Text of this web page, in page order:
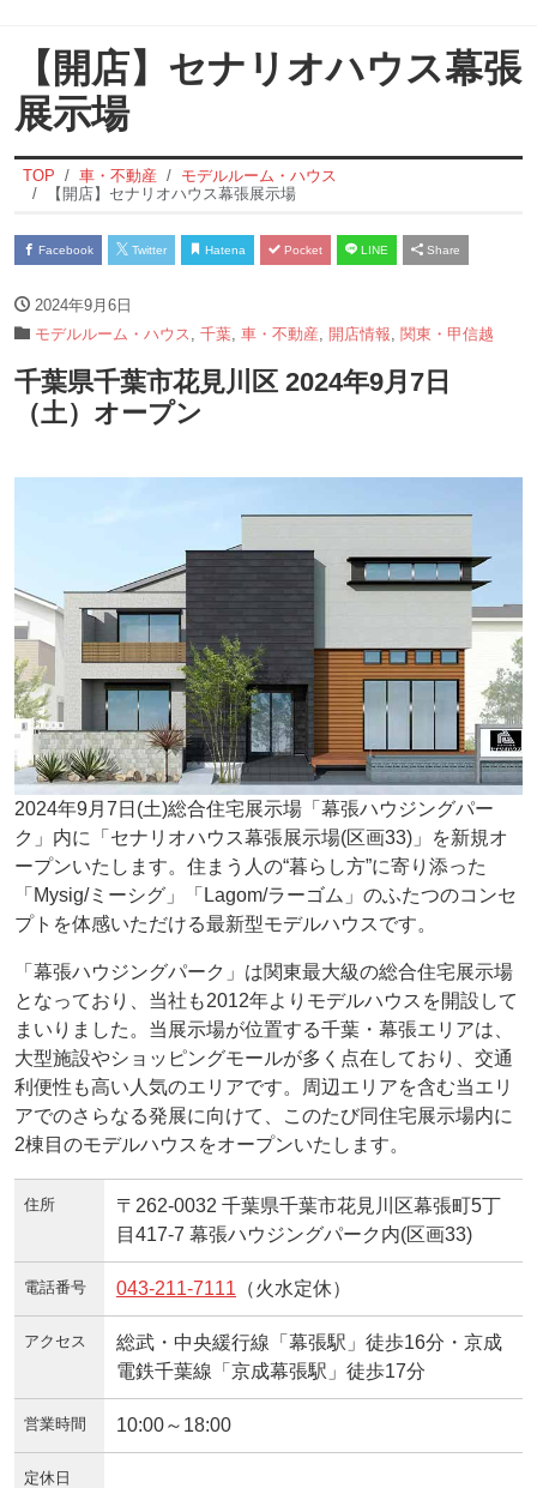
【開店】セナリオハウス幕張
展示場
TOP 車・不動産
モデルルーム・ハウス
【開店】セナリオハウス幕張展示場
Facebook Twitter Hatena Pocket LINE Share
2024年9月6日
モデルルーム・ハウス
千葉 車・不動産 開店情報 関東・甲信越
千葉県千葉市花見川区 2024年9月7日
（土）オープン
2024年9月7日(土)総合住宅展示場「幕張ハウジングパー
ク」内に「セナリオハウス幕張展示場(区画33)」を新規オ
ープンいたします。住まう人の“暮らし方”に寄り添った
「Mysig/ミーシグ」「Lagom/ラーゴム」のふたつのコンセ
プトを体感いただける最新型モデルハウスです。
「幕張ハウジングパーク」は関東最大級の総合住宅展示場
となっており、当社も2012年よりモデルハウスを開設して
まいりました。当展示場が位置する千葉・幕張エリアは、
大型施設やショッピングモールが多く点在しており、交通
利便性も高い人気のエリアです。周辺エリアを含む当エリ
アでのさらなる発展に向けて、このたび同住宅展示場内に
2棟目のモデルハウスをオープンいたします。
住所
〒262-0032 千葉県千葉市花見川区幕張町5丁
目417-7 幕張ハウジングパーク内(区画33)
電話番号 043-211-7111 （火水定休）
アクセス
総武・中央緩行線「幕張駅」徒歩16分・京成
電鉄千葉線「京成幕張駅」徒歩17分
営業時間 10:00～18:00
定休日